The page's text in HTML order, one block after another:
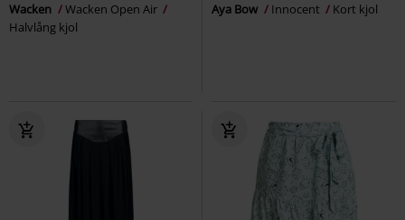
Wacken
Wacken Open Air
Halvlång kjol
Aya Bow Innocent Kort kjol